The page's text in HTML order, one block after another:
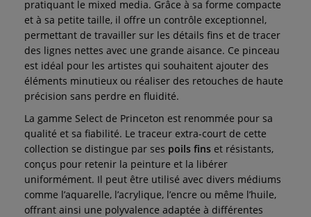
pratiquant le mixed media. Grâce à sa forme compacte
et à sa petite taille, il offre un contrôle exceptionnel,
permettant de travailler sur les détails fins et de tracer
des lignes nettes avec une grande aisance. Ce pinceau
est idéal pour les artistes qui souhaitent ajouter des
éléments minutieux ou réaliser des retouches de haute
précision sans perdre en fluidité.
La gamme Select de Princeton est renommée pour sa
qualité et sa fiabilité. Le traceur extra-court de cette
collection se distingue par ses poils fins et résistants,
conçus pour retenir la peinture et la libérer
uniformément. Il peut être utilisé avec divers médiums
comme l’aquarelle, l’acrylique, l’encre ou même l’huile,
offrant ainsi une polyvalence adaptée à différentes